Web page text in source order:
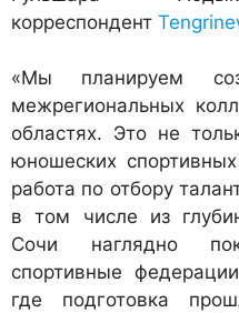
корреспондент
«Мы планируем
межрегиональных
областях. Это не
юношеских
работа по отбору
в том числе из
Сочи наглядно
спортивные
где подготовка